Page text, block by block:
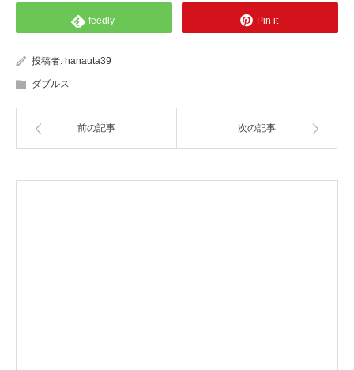
feedly Pin it
投稿者: hanauta39
ダブルス
前の記事 次の記事